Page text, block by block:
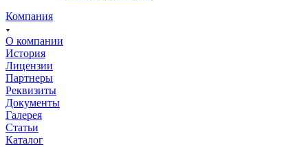
Компания
О компании
История
Лицензии
Партнеры
Реквизиты
Документы
Галерея
Статьи
Каталог